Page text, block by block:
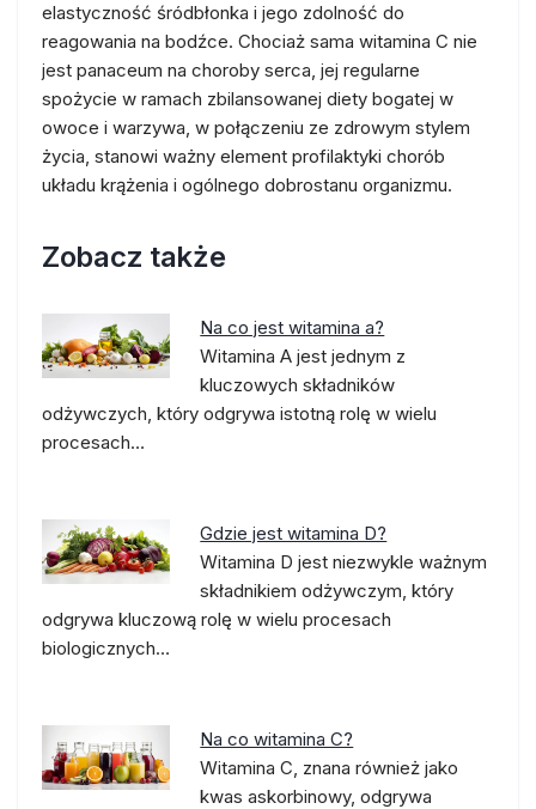
elastyczność śródbłonka i jego zdolność do
reagowania na bodźce. Chociaż sama witamina C nie
jest panaceum na choroby serca, jej regularne
spożycie w ramach zbilansowanej diety bogatej w
owoce i warzywa, w połączeniu ze zdrowym stylem
życia, stanowi ważny element profilaktyki chorób
układu krążenia i ogólnego dobrostanu organizmu.
Zobacz także
Na co jest witamina a?
Witamina A jest jednym z
kluczowych składników
odżywczych, który odgrywa istotną rolę w wielu
procesach…
Gdzie jest witamina D?
Witamina D jest niezwykle ważnym
składnikiem odżywczym, który
odgrywa kluczową rolę w wielu procesach
biologicznych…
Na co witamina C?
Witamina C, znana również jako
kwas askorbinowy, odgrywa